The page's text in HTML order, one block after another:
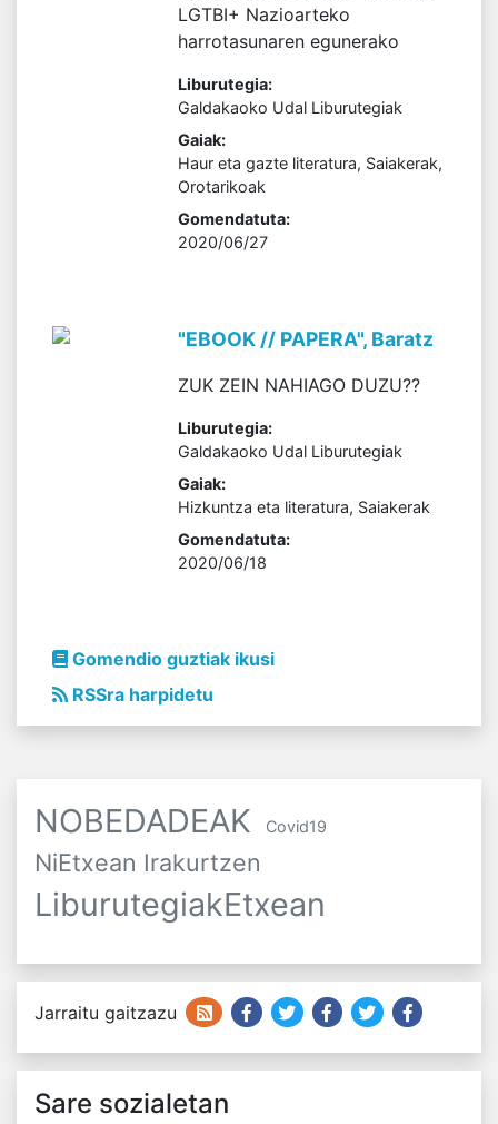
LGTBI+ Nazioarteko
harrotasunaren egunerako
Liburutegia:
Galdakaoko Udal Liburutegiak
Gaiak:
Haur eta gazte literatura, Saiakerak,
Orotarikoak
Gomendatuta:
2020/06/27
"EBOOK // PAPERA", Baratz
ZUK ZEIN NAHIAGO DUZU??
Liburutegia:
Galdakaoko Udal Liburutegiak
Gaiak:
Hizkuntza eta literatura, Saiakerak
Gomendatuta:
2020/06/18
Gomendio guztiak ikusi
RSSra harpidetu
NOBEDADEAK Covid19
NiEtxean Irakurtzen
LiburutegiakEtxean
Jarraitu gaitzazu
Sare sozialetan